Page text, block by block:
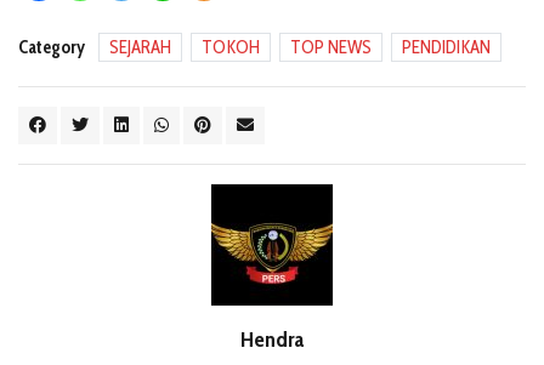
Category SEJARAH TOKOH TOP NEWS PENDIDIKAN
Hendra